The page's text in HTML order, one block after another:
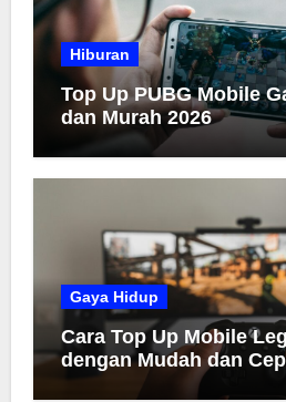
Hiburan
Top Up PUBG Mobile
dan Murah 2026
Gaya Hidup
Cara Top Up Mobile
dengan Mudah dan